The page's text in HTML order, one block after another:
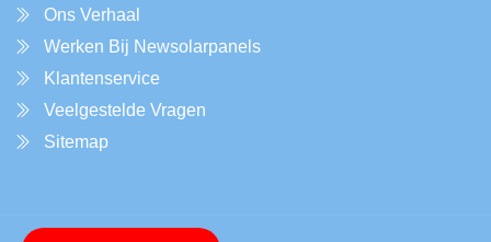
Ons Verhaal
Werken Bij Newsolarpanels
Klantenservice
Veelgestelde Vragen
Sitemap